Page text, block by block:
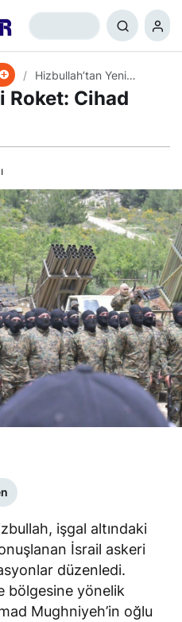
Hizbullah’tan Yeni
Roket: Cihad Muğniye!
Roket: Cihad
işgal altındaki
İsrail askeri
düzenledi.
bölgesine yönelik
Mughniyeh’in oğlu
+ 0 Paylaş